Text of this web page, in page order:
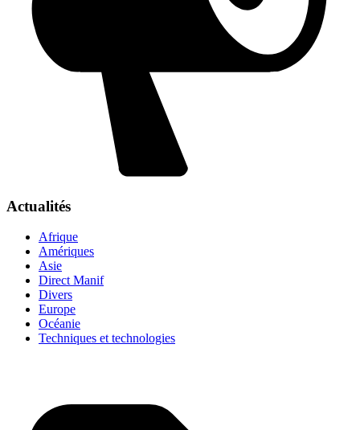
Actualités
Afrique
Amériques
Asie
Direct Manif
Divers
Europe
Océanie
Techniques et technologies